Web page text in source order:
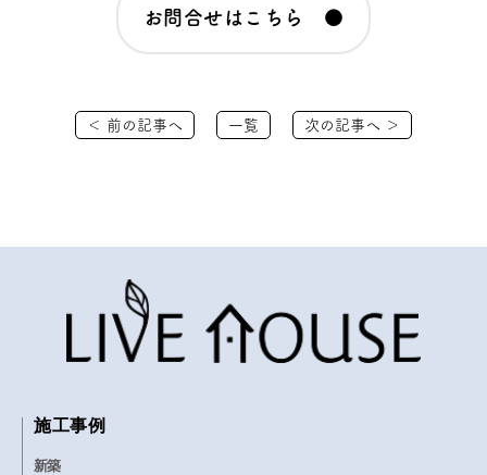
お問合せはこちら ●
＜ 前の記事へ 一覧 次の記事へ ＞
施工事例
新築